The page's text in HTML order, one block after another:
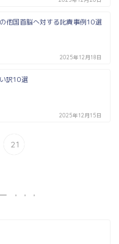
他国首脳へ対する叱責事例10選
2025年12月18日
訳10選
2025年12月15日
21